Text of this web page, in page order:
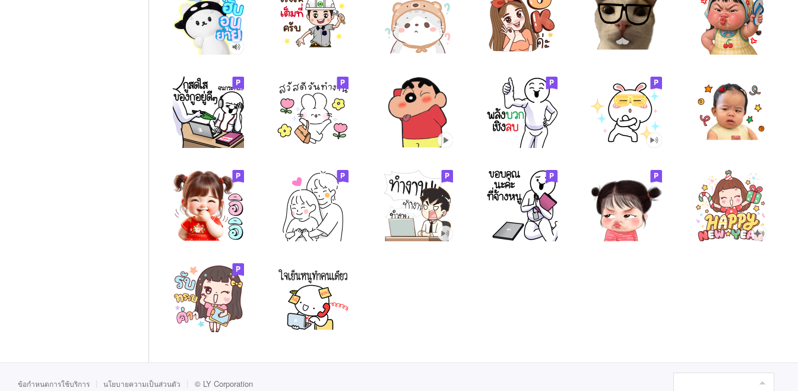
ข้อกำหนดการใช้บริการ นโยบายความเป็นส่วนตัว © LY Corporation